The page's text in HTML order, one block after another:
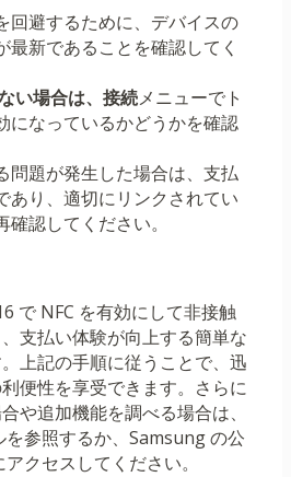
回避するために、デバイスの
最新であることを確認してく
い場合は、接続メニューでト
になっているかどうかを確認
問題が発生した場合は、支払
あり、適切にリンクされてい
確認してください。
で NFC を有効にして非接触
支払い体験が向上する簡単な
上記の手順に従うことで、迅
便性を享受できます。さらに
や追加機能を調べる場合は、
参照するか、Samsung の公
クセスしてください。